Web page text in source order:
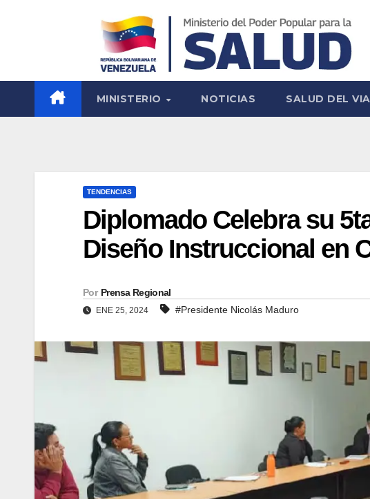
MINISTERIO NOTICIAS SALUD DEL
TENDENCIAS
Diplomado Celebra su
Diseño Instruccional en
Por Prensa Regional
ENE 25, 2024 #Presidente Nicolás Maduro